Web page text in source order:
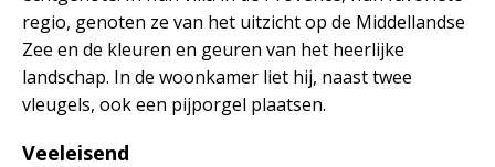
regio, genoten ze van het uitzicht op de Middellandse
Zee en de kleuren en geuren van het heerlijke
landschap. In de woonkamer liet hij, naast twee
vleugels, ook een pijporgel plaatsen.
Veeleisend